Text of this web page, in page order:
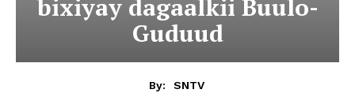
bixiyay dagaalkii Buulo-
Guduud
By:
SNTV